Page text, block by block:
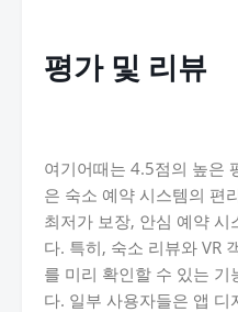
평가 및 리뷰
여기어때는 4.5점의 높은
은 숙소 예약 시스템의 편
최저가 보장, 안심 예약
다. 특히, 숙소 리뷰와 VR
를 미리 확인할 수 있는
다. 일부 사용자들은 앱 디